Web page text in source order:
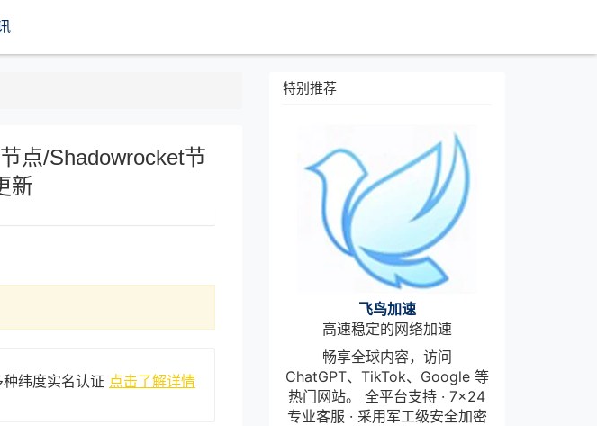
点/Shadowrocket节
新
纬度实名认证 点击了解详情
特别推荐
飞鸟加速
高速稳定的网络加速
畅享全球内容，访问
ChatGPT、TikTok、Google 等
热门网站。 全平台支持 · 7×24
专业客服 · 采用军工级安全加密